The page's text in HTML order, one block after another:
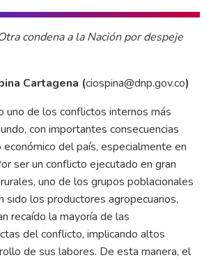
condena a la Nación por despeje
Cartagena (ciospina@dnp.gov.co)
uno de los conflictos internos más
con importantes consecuencias
del país, especialmente en
ser un conflicto ejecutado en gran
uno de los grupos poblacionales
sido los productores agropecuarios,
recaído la mayoría de las
del conflicto, implicando altos
de sus labores. De esta manera, el